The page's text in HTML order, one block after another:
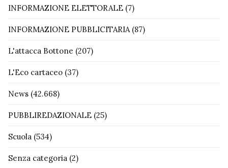
INFORMAZIONE ELETTORALE (7)
INFORMAZIONE PUBBLICITARIA(87)
L'attacca Bottone (207)
L'Eco cartaceo (37)
News (42.668)
PUBBLIREDAZIONALE (25)
Scuola (534)
Senza categoria (2)